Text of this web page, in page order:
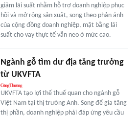
giảm lãi suất nhằm hỗ trợ doanh nghiệp phục
hồi và mở rộng sản xuất, song theo phản ánh
của cộng đồng doanh nghiệp, mặt bằng lãi
suất cho vay thực tế vẫn neo ở mức cao.
Ngành gỗ tìm dư địa tăng trưởng
từ UKVFTA
UKVFTA tạo lợi thế thuế quan cho ngành gỗ
Việt Nam tại thị trường Anh. Song để gia tăng
thị phần, doanh nghiệp phải đáp ứng yêu cầu